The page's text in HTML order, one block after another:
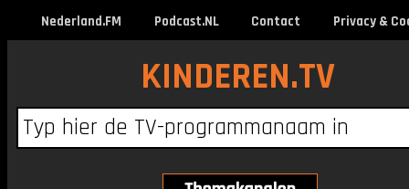
Nederland.FM Podcast.NL Contact Privacy &
KINDEREN.TV